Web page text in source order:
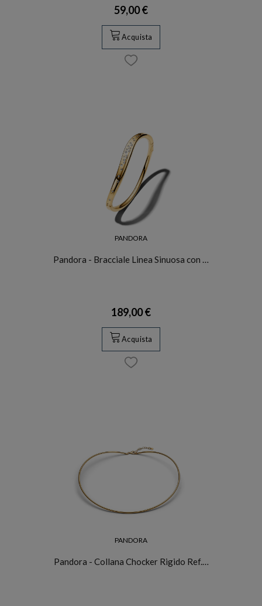
59,00 €
Acquista
PANDORA
Pandora - Bracciale Linea Sinuosa con …
189,00 €
Acquista
PANDORA
Pandora - Collana Chocker Rigido Ref.…